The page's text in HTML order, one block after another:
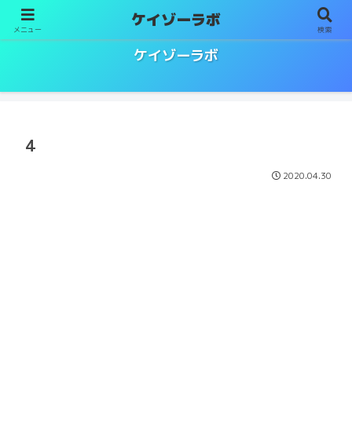
ケイゾーラボ
4
2020.04.30
メニュー ケイゾーラボ 検索